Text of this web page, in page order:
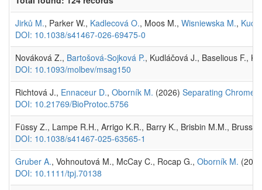
Jirků M., Parker W., Kadlecová O., Moos M., Wisniewska M.,
DOI: 10.1038/s41467-026-69475-0
Nováková Z., Bartošová-Sojková P., Kudláčová J., Baselious F.,
DOI: 10.1093/molbev/msag150
Richtová J., Ennaceur D., Oborník M. (2026) Separating
DOI: 10.21769/BioProtoc.5756
Füssy Z., Lampe R.H., Arrigo K.R., Barry K., Brisbin M.M.,
DOI: 10.1038/s41467-025-63565-1
Gruber A., Vohnoutová M., McCay C., Rocap G., Oborník M.
DOI: 10.1111/tpj.70138